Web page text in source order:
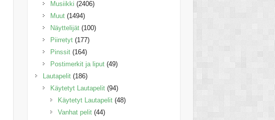
Musiikki (2406)
Muut (1494)
Näyttelijät (100)
Piirretyt (177)
Pinssit (164)
Postimerkit ja liput (49)
Lautapelit (186)
Käytetyt Lautapelit (94)
Käytetyt Lautapelit (48)
Vanhat pelit (44)